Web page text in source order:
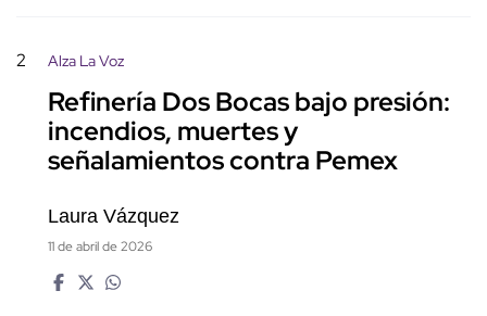
2 Alza La Voz
Refinería Dos Bocas bajo presión:
incendios, muertes y
señalamientos contra Pemex
Laura Vázquez
11 de abril de 2026